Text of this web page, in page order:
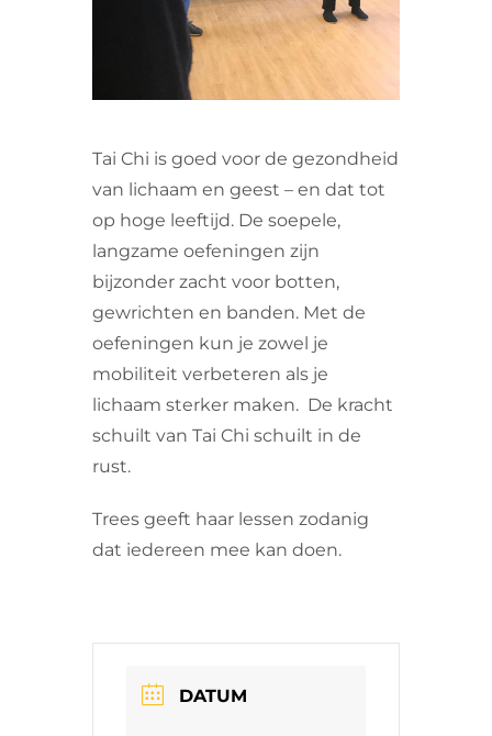
Tai Chi is goed voor de gezondheid
van lichaam en geest – en dat tot
op hoge leeftijd. De soepele,
langzame oefeningen zijn
bijzonder zacht voor botten,
gewrichten en banden. Met de
oefeningen kun je zowel je
mobiliteit verbeteren als je
lichaam sterker maken. De kracht
schuilt van Tai Chi schuilt in de
rust.
Trees geeft haar lessen zodanig
dat iedereen mee kan doen.
DATUM